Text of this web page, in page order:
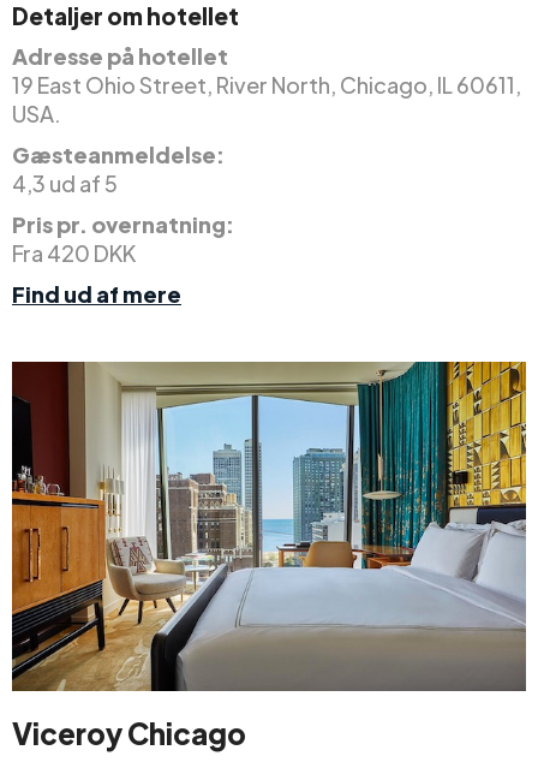
Detaljer om hotellet
Adresse på hotellet
19 East Ohio Street, River North, Chicago, IL 60611,
USA.
Gæsteanmeldelse:
4,3 ud af 5
Pris pr. overnatning:
Fra 420 DKK
Find ud af mere
Viceroy Chicago